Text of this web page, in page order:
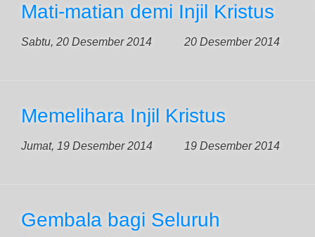
Mati-matian demi Injil Kristus
Sabtu, 20 Desember 2014 20 Desember 2014
Memelihara Injil Kristus
Jumat, 19 Desember 2014 19 Desember 2014
Gembala bagi Seluruh